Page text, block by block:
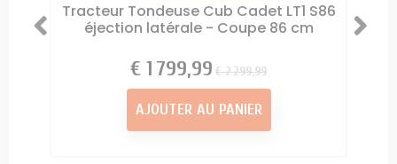
Tracteur Tondeuse Cub Cadet LT1 S86
éjection latérale - Coupe 86 cm
Prix
2 299,99 €
Prix
1 799,99 €
AJOUTER AU PANIER
Oleo